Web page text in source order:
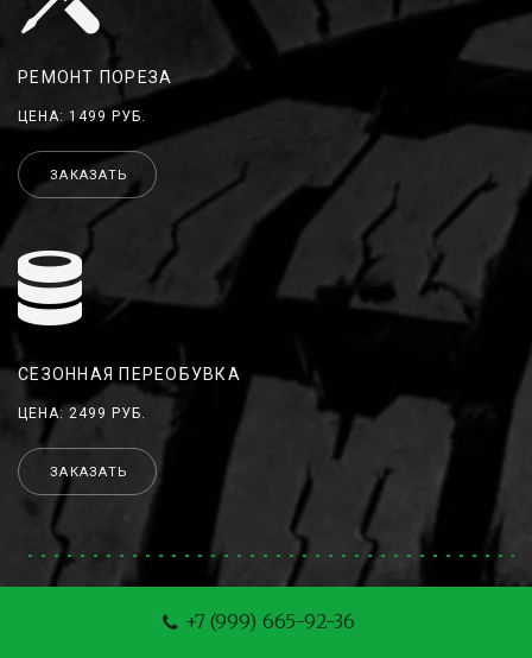
РЕМОНТ ПОРЕЗА
ЦЕНА: 1499 РУБ.
ЗАКАЗАТЬ
СЕЗОННАЯ ПЕРЕОБУВКА
ЦЕНА: 2499 РУБ.
ЗАКАЗАТЬ
+7 (999) 665-92-36